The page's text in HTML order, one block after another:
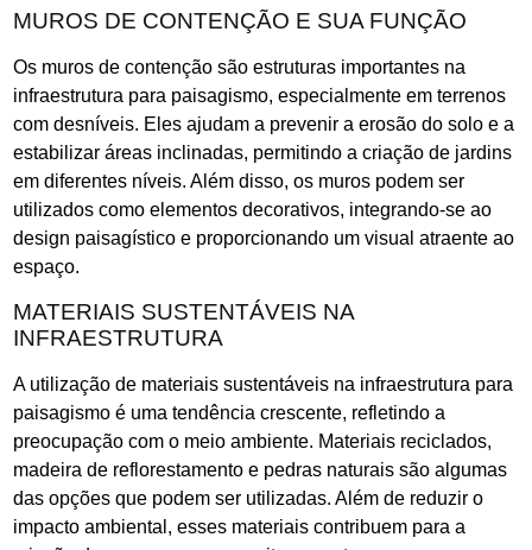
MUROS DE CONTENÇÃO E SUA FUNÇÃO
Os muros de contenção são estruturas importantes na
infraestrutura para paisagismo, especialmente em terrenos
com desníveis. Eles ajudam a prevenir a erosão do solo e a
estabilizar áreas inclinadas, permitindo a criação de jardins
em diferentes níveis. Além disso, os muros podem ser
utilizados como elementos decorativos, integrando-se ao
design paisagístico e proporcionando um visual atraente ao
espaço.
MATERIAIS SUSTENTÁVEIS NA
INFRAESTRUTURA
A utilização de materiais sustentáveis na infraestrutura para
paisagismo é uma tendência crescente, refletindo a
preocupação com o meio ambiente. Materiais reciclados,
madeira de reflorestamento e pedras naturais são algumas
das opções que podem ser utilizadas. Além de reduzir o
impacto ambiental, esses materiais contribuem para a